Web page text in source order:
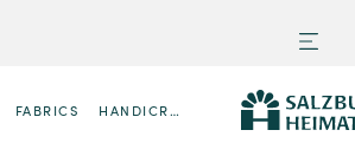
FABRICS HANDICRAFTS